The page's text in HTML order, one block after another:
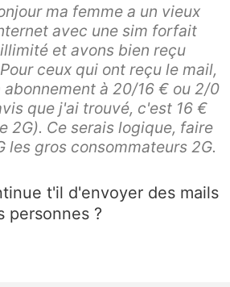
ma femme a un vieux
avec une sim forfait
et avons bien reçu
ceux qui ont reçu le mail,
à 20/16 € ou 2/0
que j'ai trouvé, c'est 16 €
2G). Ce serais logique, faire
les gros consommateurs 2G.
t'il d'envoyer des mails
personnes ?